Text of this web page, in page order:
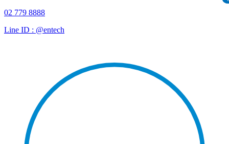
02 779 8888
Line ID : @entech